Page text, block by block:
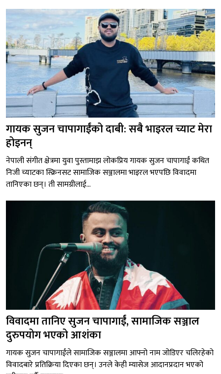
गायक सुजन चापागाईंको दाबी: सबै भाइरल च्याट मेरा
होइनन्
नेपाली संगीत क्षेत्रमा युवा पुस्तामाझ लोकप्रिय गायक सुजन चापागाईं कथित
निजी च्याटका स्क्रिनसट सामाजिक सञ्जालमा भाइरल भएपछि विवादमा
तानिएका छन्। ती सामग्रीलाई...
विवादमा तानिए सुजन चापागाईं, सामाजिक सञ्जाल
दुरुपयोग भएको आशंका
गायक सुजन चापागाईंले सामाजिक सञ्जालमा आफ्नो नाम जोडिएर चलिरहेको
विवादबारे प्रतिक्रिया दिएका छन्। उनले केही म्यासेज आदानप्रदान भएको